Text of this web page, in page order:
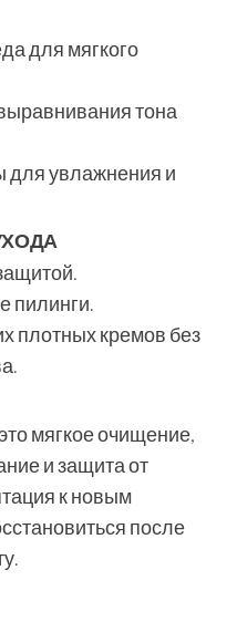
для мягкого
тона
для увлажнения и
пилинги.
плотных кремов без
мягкое очищение,
и защита от
к новым
после